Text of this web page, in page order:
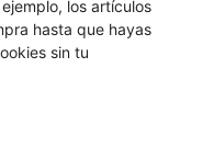
los artículos
hasta que hayas
sin tu